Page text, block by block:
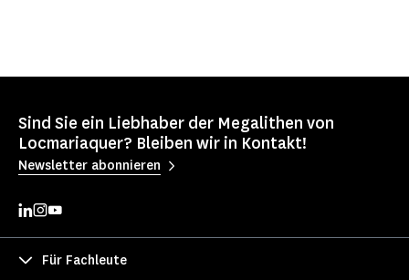
Sind Sie ein Liebhaber der Megalithen von
Locmariaquer? Bleiben wir in Kontakt!
Newsletter abonnieren
Für Fachleute